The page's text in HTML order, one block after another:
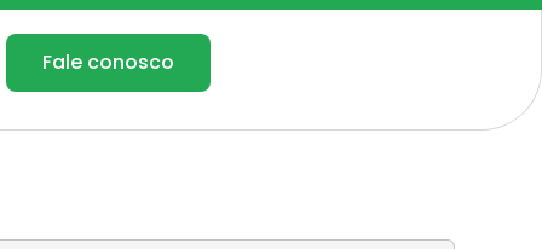
Fale conosco